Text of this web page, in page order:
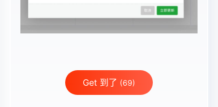
Get 到了 (69)